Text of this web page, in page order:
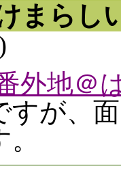
まらし
外地＠
すが、